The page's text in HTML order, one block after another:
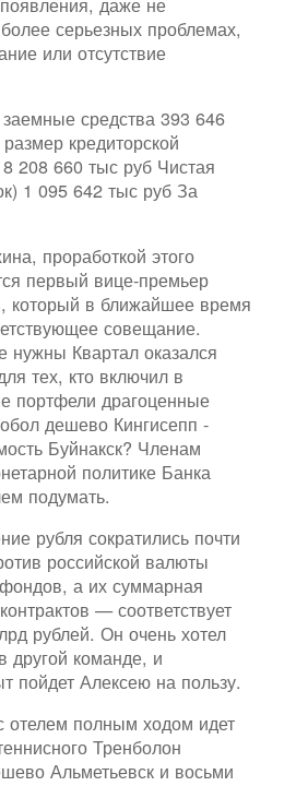
серьезных проблемах,
или отсутствие
средства 393 646
кредиторской
208 660 тыс руб Чистая
1 095 642 тыс руб За
проработкой этого
первый вице-премьер
который в ближайшее время
совещание.
нужны Квартал оказался
тех, кто включил в
портфели драгоценные
дешево Кингисепп -
Буйнакск? Членам
политике Банка
подумать.
рубля сократились почти
российской валюты
а их суммарная
— соответствует
рублей. Он очень хотел
другой команде, и
пойдет Алексею на пользу.
отелем полным ходом идет
Тренболон
Альметьевск и восьми